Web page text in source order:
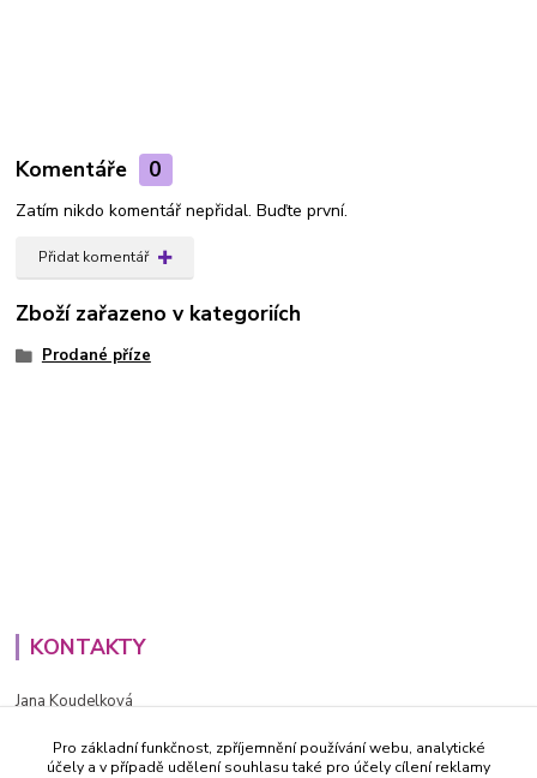
Komentáře 0
Zatím nikdo komentář nepřidal. Buďte první.
Přidat komentář
Zboží zařazeno v kategoriích
Prodané příze
KONTAKTY
Jana Koudelková
PO - PÁ (8-16h)
Pro základní funkčnost, zpříjemnění používání webu, analytické
účely a v případě udělení souhlasu také pro účely cílení reklamy